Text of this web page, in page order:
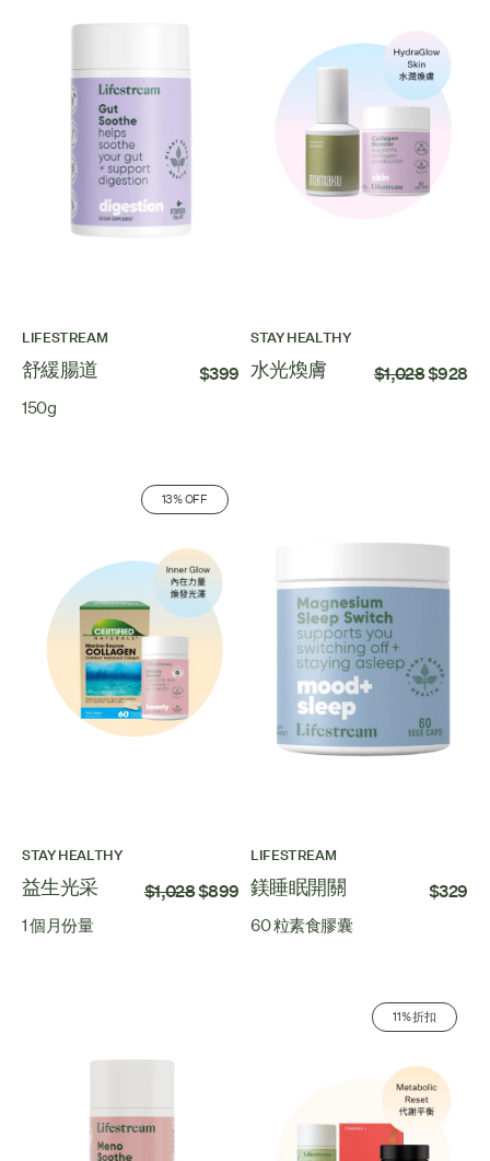
LIFESTREAM
舒緩腸道 $399
150g
STAY HEALTHY
水光煥膚 $1,028$928
13% OFF
STAY HEALTHY
益生光采 $1,028$899
1 個月份量
LIFESTREAM
鎂睡眠開關 $329
60 粒素食膠囊
11% 折扣